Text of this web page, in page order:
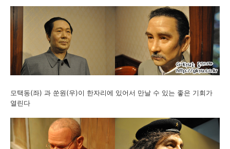
모택동(좌) 과 쑨원(우)이 한자리에 있어서 만날 수 있는 좋은 기회가
열린다